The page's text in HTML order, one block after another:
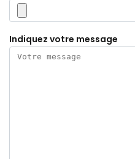
Indiquez votre message